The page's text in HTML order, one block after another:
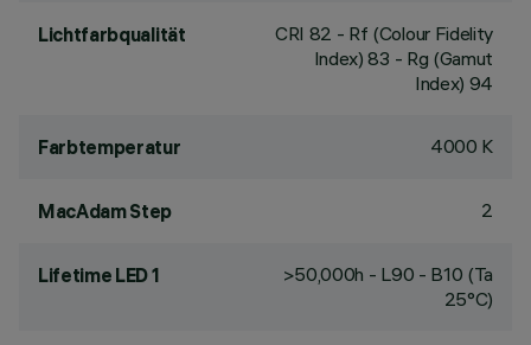
Lichtfarbqualität CRI 82 - Rf (Colour Fidelity
Index) 83 - Rg (Gamut
Index) 94
Farbtemperatur 4000 K
MacAdam Step 2
Lifetime LED 1
>50,000h - L90 - B10 (Ta
25°C)